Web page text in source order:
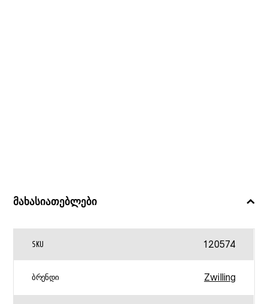
მახასიათებლები
SKU 120574
ᲑᲠᲔᲜᲓᲘ Zwilling